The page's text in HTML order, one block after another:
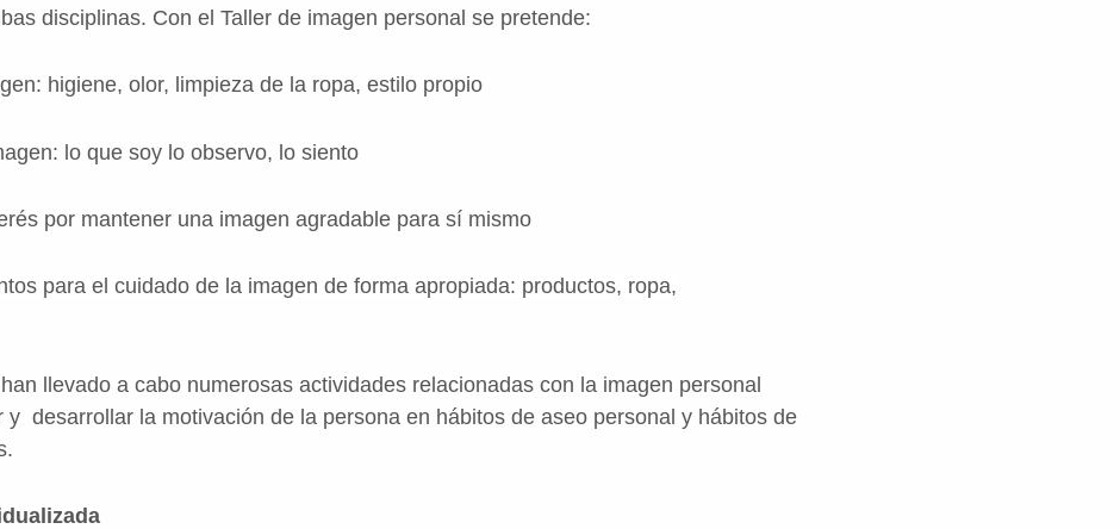
disciplinas. Con el Taller de imagen personal se pretende:
higiene, olor, limpieza de la ropa, estilo propio
lo que soy lo observo, lo siento
por mantener una imagen agradable para sí mismo
para el cuidado de la imagen de forma apropiada: productos, ropa,
llevado a cabo numerosas actividades relacionadas con la imagen personal
y desarrollar la motivación de la persona en hábitos de aseo personal y hábitos de